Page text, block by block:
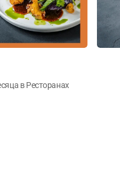
в Ресторанах